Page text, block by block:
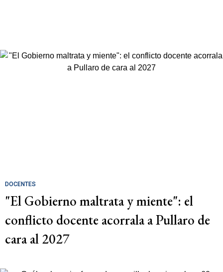
DOCENTES
"El Gobierno maltrata y miente": el
conflicto docente acorrala a Pullaro de
cara al 2027